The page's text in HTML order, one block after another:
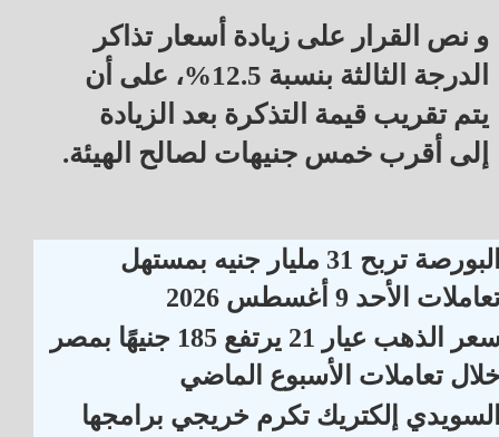
و نص القرار على زيادة أسعار تذاكر
الدرجة الثالثة بنسبة 12.5%، على أن
يتم تقريب قيمة التذكرة بعد الزيادة
إلى أقرب خمس جنيهات لصالح الهيئة.
البورصة تربح 31 مليار جنيه بمستهل
الأحد 9 أغسطس 2026
سعر الذهب عيار 21 يرتفع 185 جنيهًا بمصر
تعاملات الأسبوع الماضي
إلكتريك تكرم خريجي برامجها